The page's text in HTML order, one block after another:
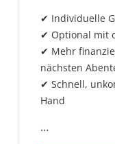
✔ Individuelle
✔ Optional mit
✔ Mehr
nächsten
✔ Schnell,
Hand
…